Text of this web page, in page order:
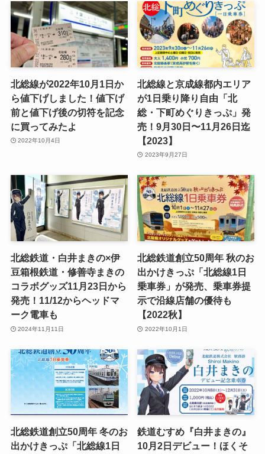
北総線が2022年10月1日か
ら値下げしました！値下げ
前と値下げ後の切符を記念
に買ってみたよ
2022年10月4日
北総線と京成線都内エリア
が1日乗り降り自由「北
総・下町めぐりきっぷ」発
売！9月30日〜11月26日迄
【2023】
2023年9月27日
北総鉄道・白井まきの×伊
豆箱根鉄道・修善寺まきの
コラボグッズ11月23日から
発売！11/12からヘッドマ
ーク電車も
2024年11月11日
北総鉄道創立50周年 秋のお
出かけきっぷ「北総線1日
乗車券」が発売、乗車券提
示で沿線店舗の優待も
【2022秋】
2022年10月1日
北総鉄道創立50周年 冬のお
出かけきっぷ「北総線1日
鉄道むすめ『白井まきの』
10月2日デビュー！ほくそ